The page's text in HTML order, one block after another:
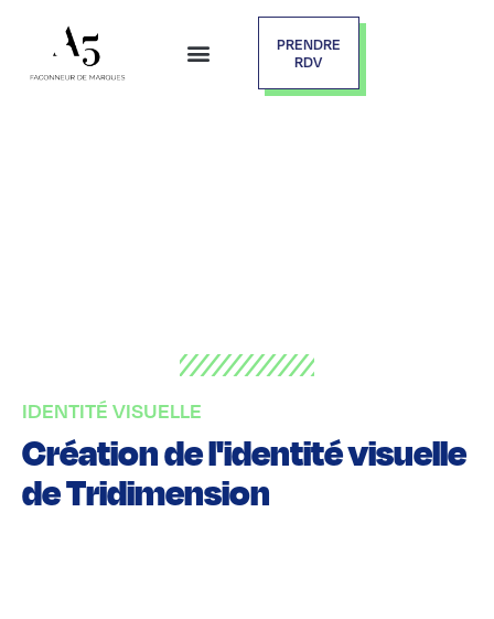
PRENDRE
RDV
IDENTITÉ VISUELLE
Création de l'identité visuelle
de Tridimension